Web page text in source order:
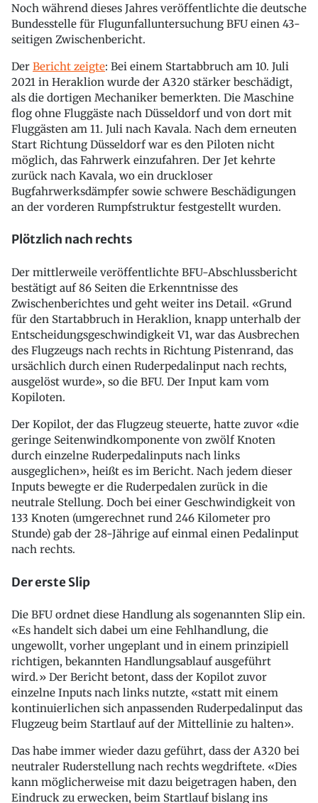
Noch während dieses Jahres veröffentlichte die deutsche
Bundesstelle für Flugunfalluntersuchung BFU einen 43-
seitigen Zwischenbericht.
Der Bericht zeigte: Bei einem Startabbruch am 10. Juli
2021 in Heraklion wurde der A320 stärker beschädigt,
als die dortigen Mechaniker bemerkten. Die Maschine
flog ohne Fluggäste nach Düsseldorf und von dort mit
Fluggästen am 11. Juli nach Kavala. Nach dem erneuten
Start Richtung Düsseldorf war es den Piloten nicht
möglich, das Fahrwerk einzufahren. Der Jet kehrte
zurück nach Kavala, wo ein druckloser
Bugfahrwerksdämpfer sowie schwere Beschädigungen
an der vorderen Rumpfstruktur festgestellt wurden.
Plötzlich nach rechts
Der mittlerweile veröffentlichte BFU-Abschlussbericht
bestätigt auf 86 Seiten die Erkenntnisse des
Zwischenberichtes und geht weiter ins Detail. «Grund
für den Startabbruch in Heraklion, knapp unterhalb der
Entscheidungsgeschwindigkeit V1, war das Ausbrechen
des Flugzeugs nach rechts in Richtung Pistenrand, das
ursächlich durch einen Ruderpedalinput nach rechts,
ausgelöst wurde», so die BFU. Der Input kam vom
Kopiloten.
Der Kopilot, der das Flugzeug steuerte, hatte zuvor «die
geringe Seitenwindkomponente von zwölf Knoten
durch einzelne Ruderpedalinputs nach links
ausgeglichen», heißt es im Bericht. Nach jedem dieser
Inputs bewegte er die Ruderpedalen zurück in die
neutrale Stellung. Doch bei einer Geschwindigkeit von
133 Knoten (umgerechnet rund 246 Kilometer pro
Stunde) gab der 28-Jährige auf einmal einen Pedalinput
nach rechts.
Der erste Slip
Die BFU ordnet diese Handlung als sogenannten Slip ein.
«Es handelt sich dabei um eine Fehlhandlung, die
ungewollt, vorher ungeplant und in einem prinzipiell
richtigen, bekannten Handlungsablauf ausgeführt
wird.» Der Bericht betont, dass der Kopilot zuvor
einzelne Inputs nach links nutzte, «statt mit einem
kontinuierlichen sich anpassenden Ruderpedalinput das
Flugzeug beim Startlauf auf der Mittellinie zu halten».
Das habe immer wieder dazu geführt, dass der A320 bei
neutraler Ruderstellung nach rechts wegdriftete. «Dies
kann möglicherweise mit dazu beigetragen haben, den
Eindruck zu erwecken, beim Startlauf bislang ins